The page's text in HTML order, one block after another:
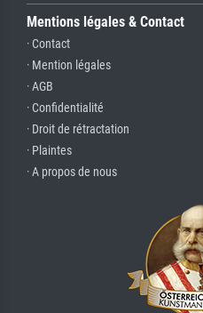
Mentions légales & Contact
· Contact
· Mention légales
· AGB
· Confidentialité
· Droit de rétractation
· Plaintes
· A propos de nous